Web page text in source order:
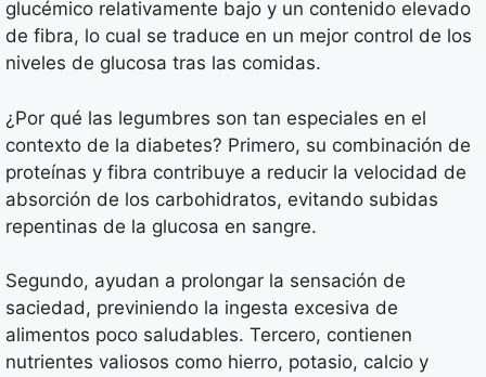
glucémico relativamente bajo y un contenido elevado
de fibra, lo cual se traduce en un mejor control de los
niveles de glucosa tras las comidas.
¿Por qué las legumbres son tan especiales en el
contexto de la diabetes? Primero, su combinación de
proteínas y fibra contribuye a reducir la velocidad de
absorción de los carbohidratos, evitando subidas
repentinas de la glucosa en sangre.
Segundo, ayudan a prolongar la sensación de
saciedad, previniendo la ingesta excesiva de
alimentos poco saludables. Tercero, contienen
nutrientes valiosos como hierro, potasio, calcio y